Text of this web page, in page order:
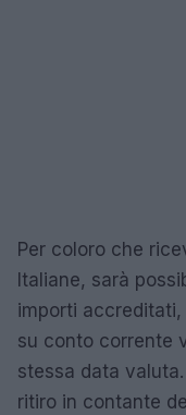
Per coloro che
Italiane, sarà
importi
su conto corrente
stessa data
ritiro in contante